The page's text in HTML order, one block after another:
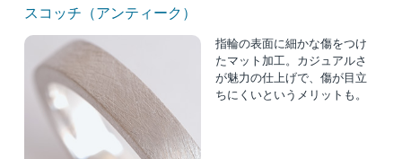
スコッチ（アンティーク）
指輪の表面に細かな傷をつけ
たマット加工。カジュアルさ
が魅力の仕上げで、傷が目立
ちにくいというメリットも。